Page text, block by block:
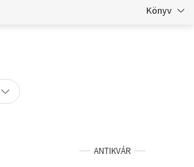
Könyv
ANTIKVÁR